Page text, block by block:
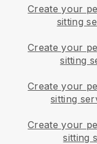
Create your
sitting
Create your
sitting
Create your
sitting
Create your
sitting